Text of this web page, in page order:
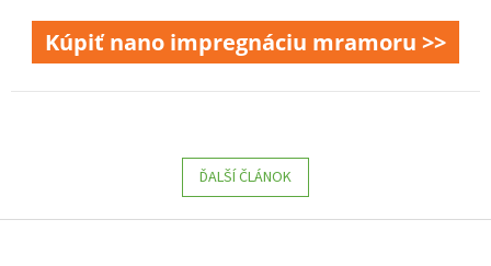
Kúpiť nano impregnáciu mramoru >>
ĎALŠÍ ČLÁNOK
Z